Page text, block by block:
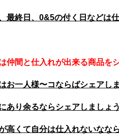
最終日、0&5の付く日などは
仲間と仕入れが出来る商品を
お一人様〜コならばシェアし
あり余るならシェアしましょう
高くて自分は仕入れないなな